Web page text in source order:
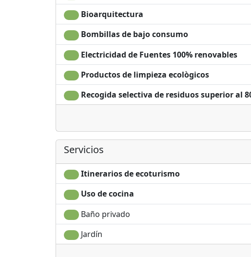
Bioarquitectura
Bombillas de bajo consumo
Electricidad de Fuentes 100% renovables
Productos de limpieza ecològicos
Recogida selectiva de residuos superior al
Servicios
Itinerarios de ecoturismo
Uso de cocina
Baño privado
Jardín